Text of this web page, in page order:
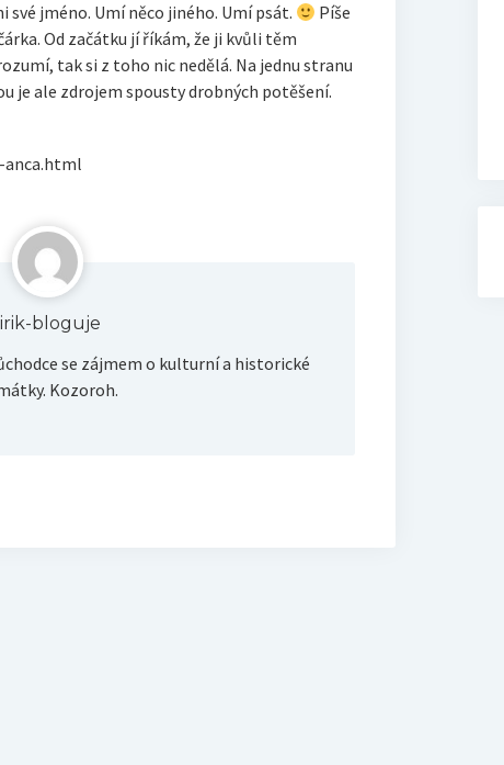
své jméno. Umí něco jiného. Umí psát.
Píše
Od začátku jí říkám, že ji kvůli těm
tak si z toho nic nedělá. Na jednu stranu
je ale zdrojem spousty drobných potěšení.
bloguje
se zájmem o kulturní a historické
Kozoroh.